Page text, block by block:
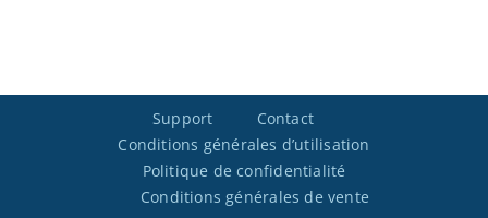
Support
Contact
Conditions générales d’utilisation
Politique de confidentialité
Conditions générales de vente